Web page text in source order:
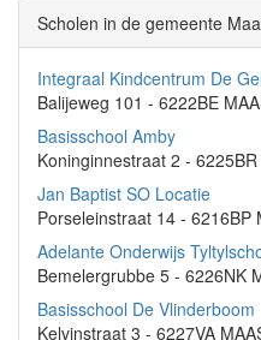
Scholen in de gemeente
Integraal Kindcentrum De
Balijeweg 101 - 6222BE
Basisschool Amby
Koninginnestraat 2 -
Jan Baptist SO Locatie
Porseleinstraat 14 - 6216BP
Adelante Onderwijs
Bemelergrubbe 5 - 6226NK
Basisschool De Vlinderboom
Kelvinstraat 3 - 6227VA